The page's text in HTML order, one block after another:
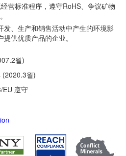
营标准程序，遵守RoHS、争议矿物
发、生产和销售活动中产生的环境影
供优质产品的企业。
월)
월)
遵守